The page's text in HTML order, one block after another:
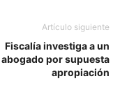
Artículo siguiente
Fiscalía investiga a un
abogado por supuesta
apropiación